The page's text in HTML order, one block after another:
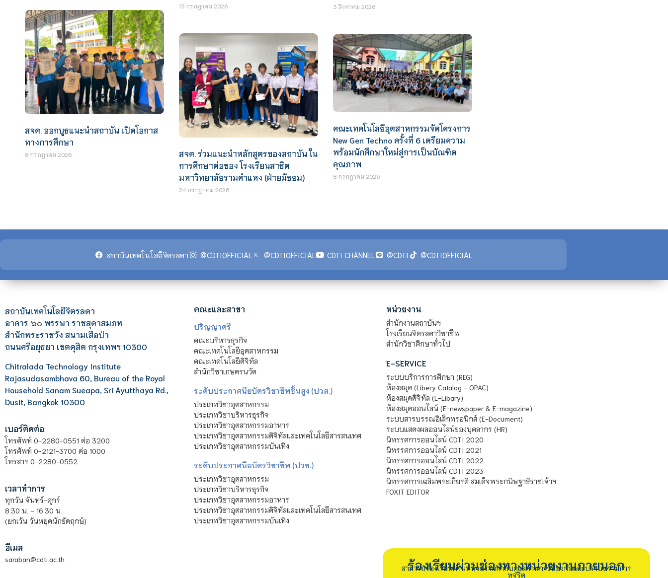
13 กรกฎาคม 2026 3 สิงหาคม 2026
สจด. ออกบูธแนะนำสถาบัน เปิดโอกาส
ทางการศึกษา
8 กรกฎาคม 2026
สจด. ร่วมแนะนำหลักสูตรของสถาบัน ใน
การศึกษาต่อของ โรงเรียนสาธิต
มหาวิทยาลัยรามคำแหง (ฝ่ายมัธยม)
24 กรกฎาคม 2026
คณะเทคโนโลยีอุตสาหกรรมจัดโครงการ
New Gen Techno ครั้งที่ 6 เตรียมความ
พร้อมนักศึกษาใหม่สู่การเป็นบัณฑิต
คุณภาพ
8 กรกฎาคม 2026
สถาบันเทคโนโลยีจิตรลดา @CDTIOFFICIAL @CDTIOFFICIAL CDTI CHANNEL @CDTI @CDTIOFFICIAL
สถาบันเทคโนโลยีจิตรลดา
อาคาร ๖๐ พรรษา ราชสุดาสมภพ
สำนักพระราชวัง สนามเสือป่า
ถนนศรีอยุธยา เขตดุสิต กรุงเทพฯ 10300
Chitralada Technology Institute
Rajasudasambhava 60, Bureau of the Royal
Household Sanam Sueapa, Sri Ayutthaya Rd.,
Dusit, Bangkok 10300
เบอร์ติดต่อ
โทรศัพท์ 0-2280-0551 ต่อ 3200
โทรศัพท์ 0-2121-3700 ต่อ 1000
โทรสาร 0-2280-0552
เวลาทำการ
ทุกวัน จันทร์-ศุกร์
8.30 น. – 16.30 น.
(ยกเว้น วันหยุดนักขัตฤกษ์)
อีเมล
saraban@cdti.ac.th
คณะและสาขา
ปริญญาตรี
คณะบริหารธุรกิจ
คณะเทคโนโลยีอุตสาหกรรม
คณะเทคโนโลยีดิจิทัล
สำนักวิชาเกษตรนวัต
ระดับประกาศนียบัตรวิชาชีพชั้นสูง (ปวส.)
ประเภทวิชาอุตสาหกรรม
ประเภทวิชาบริหารธุรกิจ
ประเภทวิชาอุตสาหกรรมอาหาร
ประเภทวิชาอุตสาหกรรมดิจิทัลและเทคโนโลยีสารสนเทศ
ประเภทวิชาอุตสาหกรรมบันเทิง
ระดับประกาศนียบัตรวิชาชีพ (ปวช.)
ประเภทวิชาอุตสาหกรรม
ประเภทวิชาบริหารธุรกิจ
ประเภทวิชาอุตสาหกรรมอาหาร
ประเภทวิชาอุตสาหกรรมดิจิทัลและเทคโนโลยีสารสนเทศ
ประเภทวิชาอุตสาหกรรมบันเทิง
หน่วยงาน
สำนักงานสถาบันฯ
โรงเรียนจิตรลดาวิชาชีพ
สำนักวิชาศึกษาทั่วไป
E-SERVICE
ระบบบริการการศึกษา (REG)
ห้องสมุด (Libery Catalog - OPAC)
ห้องสมุดดิจิทัล (E-Libary)
ห้องสมุดออนไลน์ (E-newspaper & E-magazine)
ระบบสารบรรณอิเล็กทรอนิกส์ (E-Document)
ระบบแสดงผลออนไลน์ของบุคลากร (HR)
นิทรรศการออนไลน์ CDTI 2020
นิทรรศการออนไลน์ CDTI 2021
นิทรรศการออนไลน์ CDTI 2022
นิทรรศการออนไลน์ CDTI 2023
นิทรรศการเฉลิมพระเกียรติ สมเด็จพระกนิษฐาธิราชเจ้าฯ
FOXIT EDITOR
ร้องเรียนผ่านช่องทางหน่วยงานภายนอก
สามารถร้องเรียนผ่านหน่วยงานกำกับดูแลด้านการป้องกันและปราบปรามการ
ทุจริต